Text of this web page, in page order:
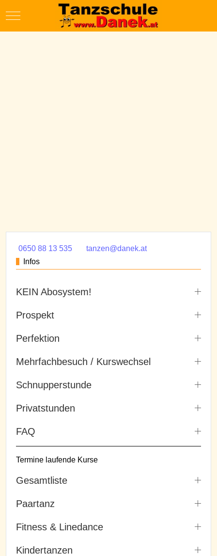
Mobile Menu Toggle
0650 88 13 535
tanzen@danek.at
Infos
KEIN Abosystem!
Prospekt
Perfektion
Mehrfachbesuch / Kurswechsel
Schnupperstunde
Privatstunden
FAQ
Termine laufende Kurse
Gesamtliste
Paartanz
Fitness & Linedance
Kindertanzen